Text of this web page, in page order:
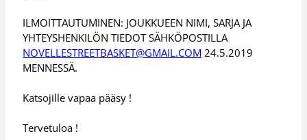
ILMOITTAUTUMINEN: JOUKKUEEN NIMI, SARJA JA
YHTEYSHENKILÖN TIEDOT SÄHKÖPOSTILLA
NOVELLESTREETBASKET@GMAIL.COM 24.5.2019
MENNESSÄ.
Katsojille vapaa pääsy !
Tervetuloa !